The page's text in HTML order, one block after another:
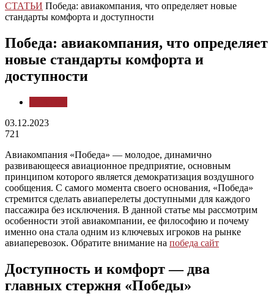
СТАТЬИ Победа: авиакомпания, что определяет новые
стандарты комфорта и доступности
Победа: авиакомпания, что определяет
новые стандарты комфорта и
доступности
03.12.2023
721
Авиакомпания «Победа» — молодое, динамично
развивающееся авиационное предприятие, основным
принципом которого является демократизация воздушного
сообщения. С самого момента своего основания, «Победа»
стремится сделать авиаперелеты доступными для каждого
пассажира без исключения. В данной статье мы рассмотрим
особенности этой авиакомпании, ее философию и почему
именно она стала одним из ключевых игроков на рынке
авиаперевозок. Обратите внимание на победа сайт
Доступность и комфорт — два
главных стержня «Победы»